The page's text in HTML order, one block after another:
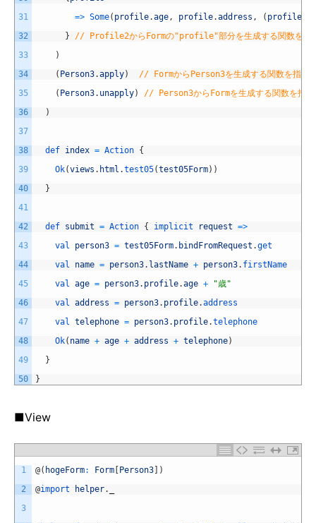
31
32
33
34
35
36
37
38
39
40
41
42
43
44
45
46
47
48
49
50
=> Some( profile.age , profile.address , ( profile
}
// Profile2からFormの"profile"部分を生成する関数を指
)
( Person3.apply)
// FormからPerson3を生成する関数を指定
( Person3. unapply)
// Person3からFormを生成する関数を指定
)
def index = Action {
Ok(views . html .test05(test05Form) )
}
def submit = Action { implicit request =>
val person3 = test05Form. bindFromRequest .get
val name = person3. lastName + person3. firstName
val age = person3. profile.age +
"歳"
val address = person3. profile.address
val telephone = person3. profile.telephone
Ok( name + age + address + telephone)
}
}
■View
1
2
3
@( hogeForm: Form [Person3] )
@import helper.